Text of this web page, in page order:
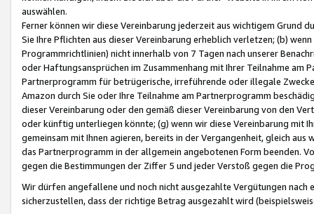
auswählen.
Ferner können wir diese Vereinbarung jederzeit aus wichtigem Grund
Sie Ihre Pflichten aus dieser Vereinbarung erheblich verletzen; (b)
Programmrichtlinien) nicht innerhalb von 7 Tagen nach unserer
oder Haftungsansprüchen im Zusammenhang mit Ihrer Teilnahme am
Partnerprogramm für betrügerische, irreführende oder illegale
Amazon durch Sie oder Ihre Teilnahme am Partnerprogramm
dieser Vereinbarung oder den gemäß dieser Vereinbarung von den
oder künftig unterliegen könnte; (g) wenn wir diese Vereinbarung mit
gemeinsam mit Ihnen agieren, bereits in der Vergangenheit, gleich
das Partnerprogramm in der allgemein angebotenen Form beenden.
gegen die Bestimmungen der Ziffer 5 und jeder Verstoß gegen die
Wir dürfen angefallene und noch nicht ausgezahlte Vergütungen
sicherzustellen, dass der richtige Betrag ausgezahlt wird